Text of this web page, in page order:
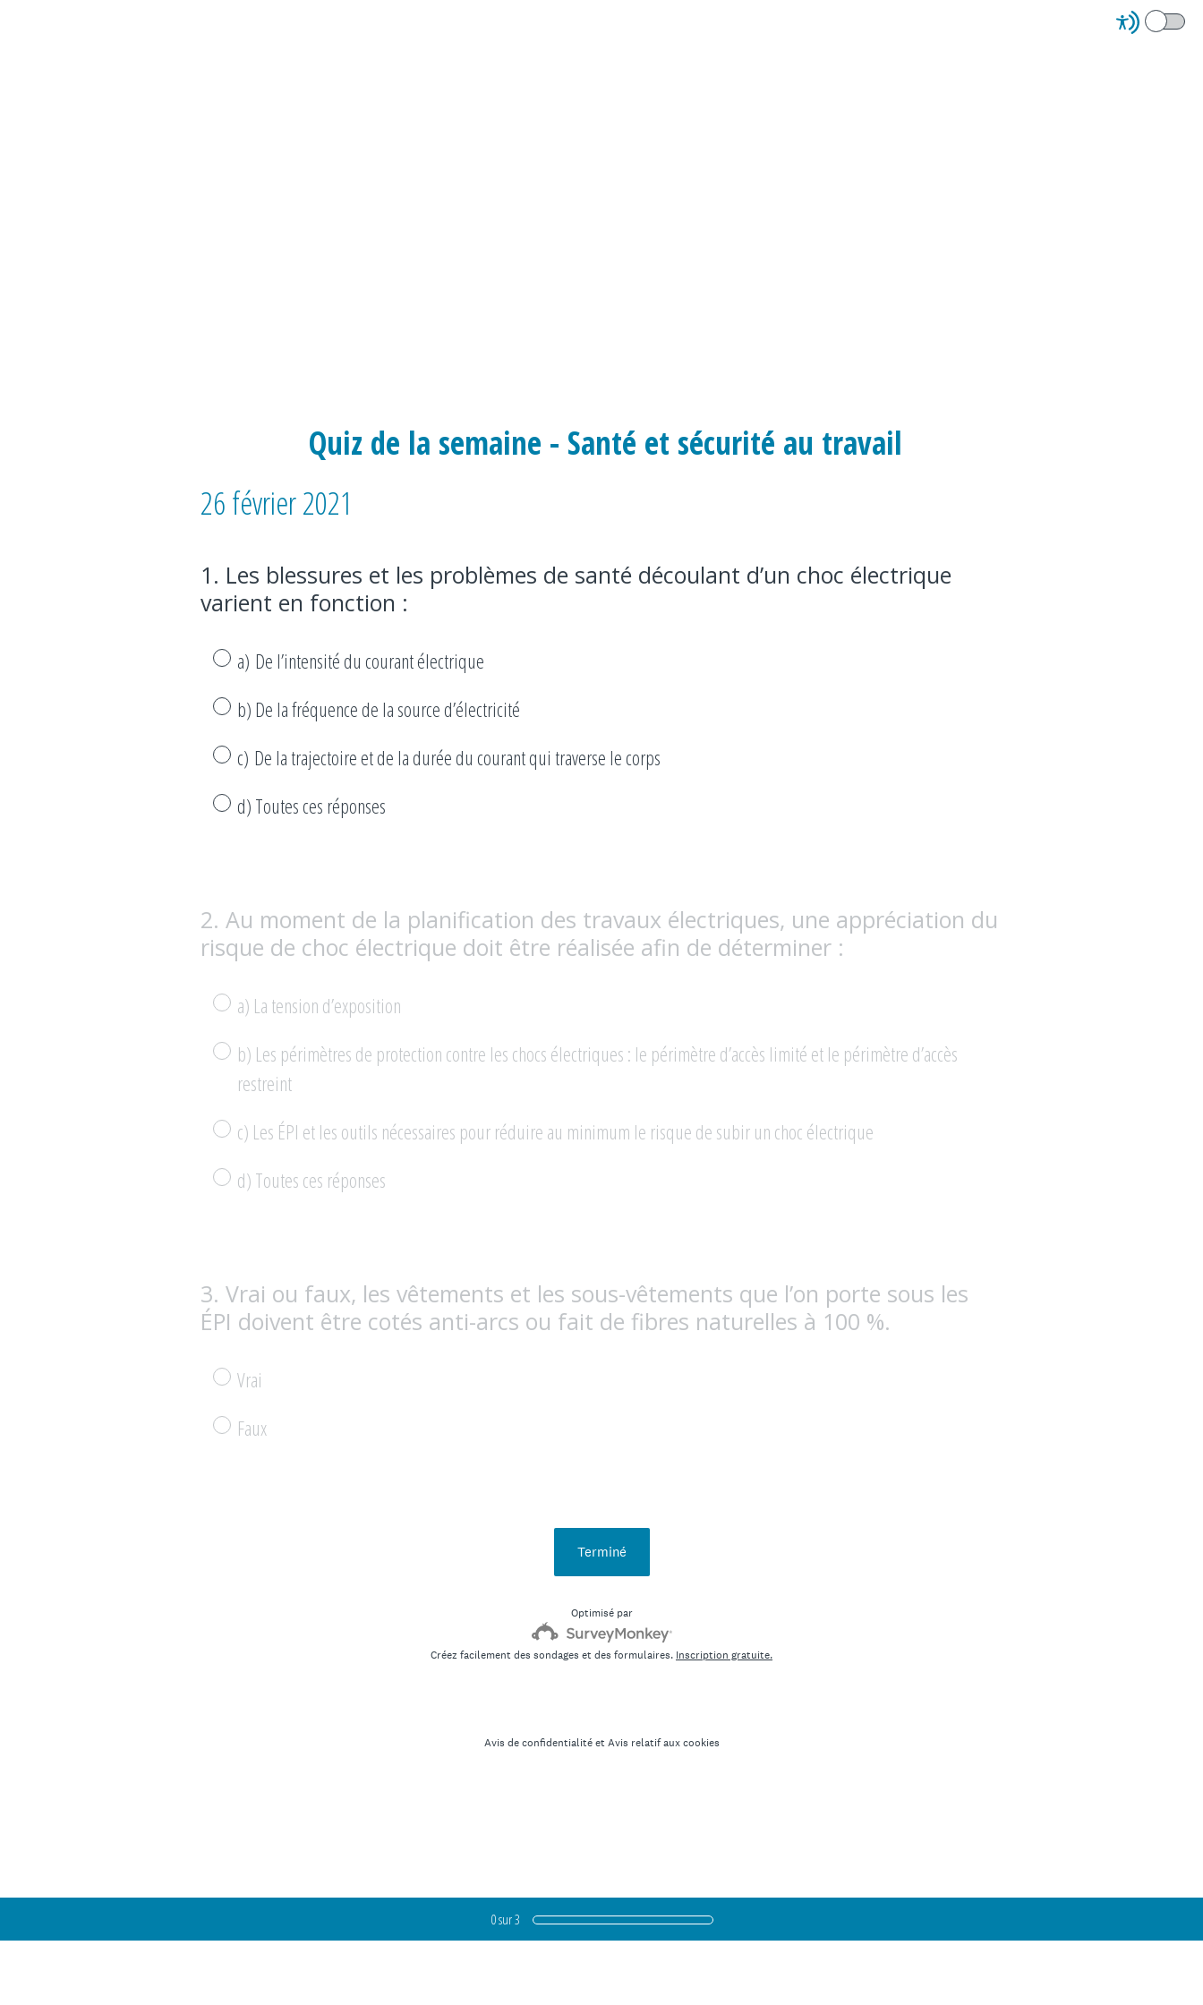
Quiz de la semaine - Santé et sécurité au travail
26 février 2021
Question
Title
1 . Les blessures et les problèmes de santé découlant d’un choc électrique
varient en fonction :
a) De l’intensité du courant électrique
b) De la fréquence de la source d’électricité
c) De la trajectoire et de la durée du courant qui traverse le corps
d) Toutes ces réponses
Question
Title
2. Au moment de la planification des travaux électriques, une appréciation du
risque de choc électrique doit être réalisée afin de déterminer :
a) La tension d’exposition
b) Les périmètres de protection contre les chocs électriques : le périmètre d’accès limité et le périmètre d’accès
restreint
c) Les ÉPI et les outils nécessaires pour réduire au minimum le risque de subir un choc électrique
d) Toutes ces réponses
Question
Title
3. Vrai ou faux, les vêtements et les sous-vêtements que l’on porte sous les
ÉPI doivent être cotés anti-arcs ou fait de fibres naturelles à 100 %.
Vrai
Faux
Terminé
Optimisé par
Créez facilement des sondages et des formulaires. Inscription gratuite.
Avis de confidentialitéet Avis relatif aux cookies
0sur3